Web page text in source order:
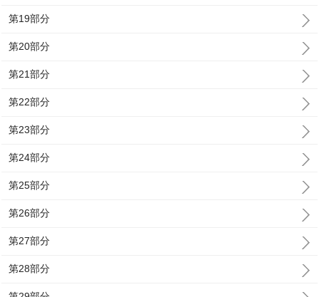
第19部分
第20部分
第21部分
第22部分
第23部分
第24部分
第25部分
第26部分
第27部分
第28部分